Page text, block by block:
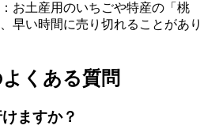
：お土産用のいちごや特産の「桃
早い時間に売り切れることがあり
くある質問
ますか？